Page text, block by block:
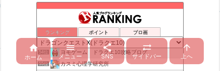
ランキング ポイント ブロ画
リホレイショ・ゲームブログ
52位 6×9=54 ドラクエ10
53位 机上の空論-DQ10エアプ日記
54位 ヨモゲーム ドラクエ10攻略ブログ
55位 カスミ心理学研究所

ホーム

メニュー

SNS

サイドバー

上へ